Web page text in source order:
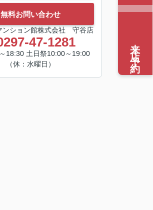
無料お問い合わせ
ンション館株式会社 守谷店
47-1281
18:30 土日祭10:00～19:00
（休：水曜日）
来店予約